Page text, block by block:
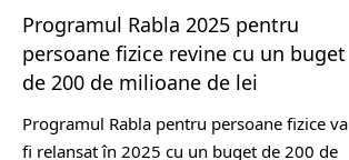
Programul Rabla 2025 pentru
persoane fizice revine cu un buget
de 200 de milioane de lei
Programul Rabla pentru persoane fizice va
fi relansat în 2025 cu un buget de 200 de